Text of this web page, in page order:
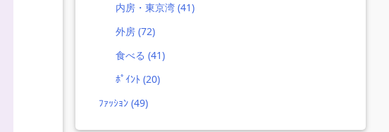
内房・東京湾(41)
外房(72)
食べる(41)
ﾎﾟｲﾝﾄ(20)
ﾌｧｯｼｮﾝ (49)